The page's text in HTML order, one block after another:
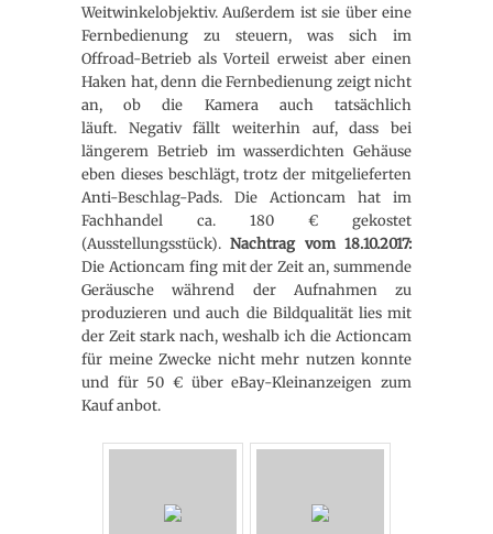
Weitwinkelobjektiv. Außerdem ist sie über eine
Fernbedienung zu steuern, was sich im
Offroad-Betrieb als Vorteil erweist aber einen
Haken hat, denn die Fernbedienung zeigt nicht
an, ob die Kamera auch tatsächlich
läuft. Negativ fällt weiterhin auf, dass bei
längerem Betrieb im wasserdichten Gehäuse
eben dieses beschlägt, trotz der mitgelieferten
Anti-Beschlag-Pads. Die Actioncam hat im
Fachhandel ca. 180 € gekostet
(Ausstellungsstück).Nachtrag vom 18.10.2017:
Die Actioncam fing mit der Zeit an, summende
Geräusche während der Aufnahmen zu
produzieren und auch die Bildqualität lies mit
der Zeit stark nach, weshalb ich die Actioncam
für meine Zwecke nicht mehr nutzen konnte
und für 50 € über eBay-Kleinanzeigen zum
Kauf anbot.